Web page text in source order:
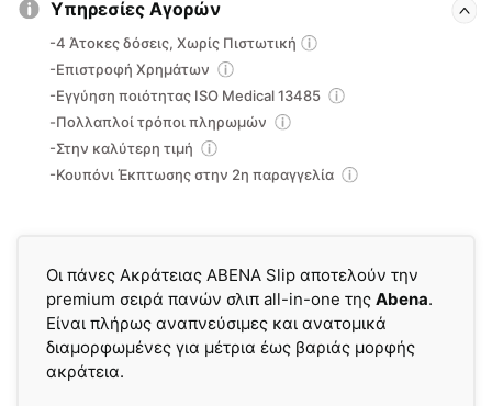
Οι πάνες Ακράτειας ABENA Slip αποτελούν την
premium σειρά πανών σλιπ all-in-one της Abena.
Είναι πλήρως αναπνεύσιμες και ανατομικά
διαμορφωμένες για μέτρια έως βαριάς μορφής
ακράτεια.
Υπηρεσίες Αγορών
-4 Άτοκες δόσεις, Χωρίς Πιστωτική
-Επιστροφή Χρημάτων
-Εγγύηση ποιότητας ISO Medical 13485
-Πολλαπλοί τρόποι πληρωμών
-Στην καλύτερη τιμή
-Κουπόνι Έκπτωσης στην 2η παραγγελία